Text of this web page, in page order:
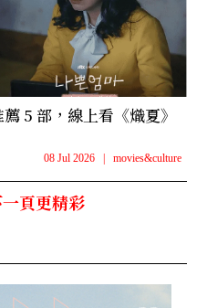
5 部，線上看《熾夏》
08 Jul 2026 movies&culture
頁更精彩